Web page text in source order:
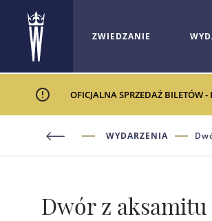
ZWIEDZANIE
OFICJALNA SPRZEDAŻ BILETÓW
WYDARZENIA
Dwór z aksamitu